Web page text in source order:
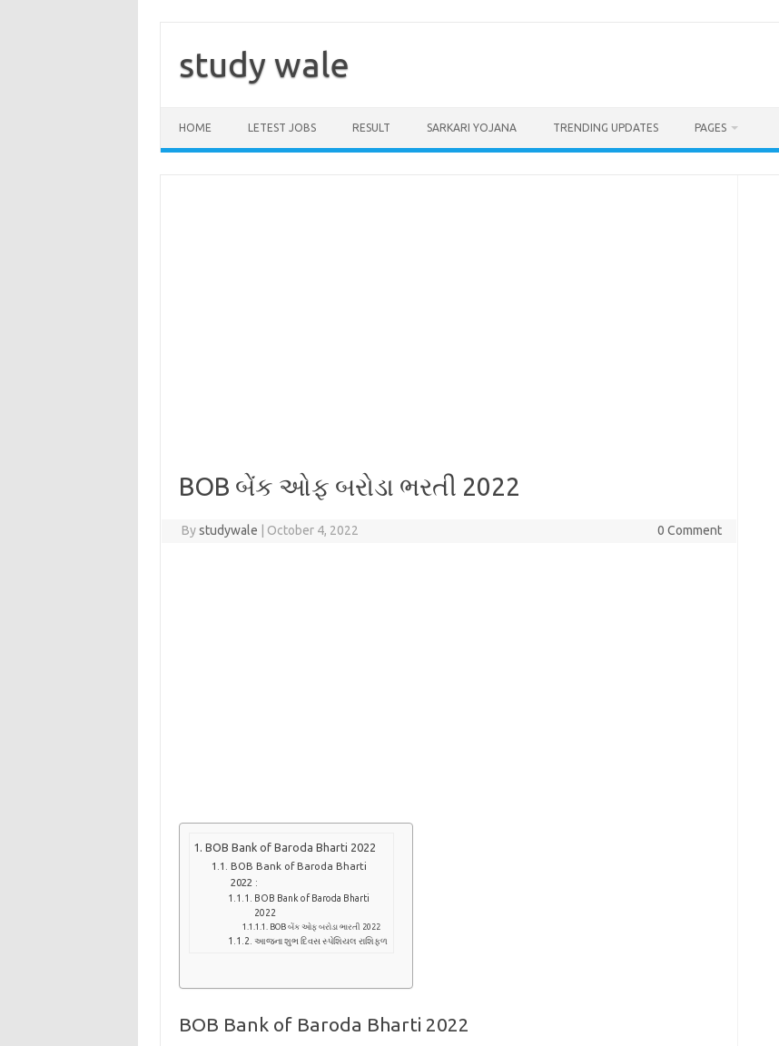
content
study wale
HOME LETEST JOBS RESULT SARKARI YOJANA TRENDING UPDATES PAGES
BOB બેંક ઓફ બરોડા ભરતી 2022
Bystudywale October 4, 2022 0 Comment
BOB Bank of Baroda Bharti 2022
BOB Bank of Baroda Bharti
2022 :
BOB Bank of Baroda Bharti
2022
BOB બેંક ઓફ બરોડા ભારતી 2022
આજના શુભ દિવસ સ્પેશિયલ રાશિફળ
BOB Bank of Baroda Bharti 2022